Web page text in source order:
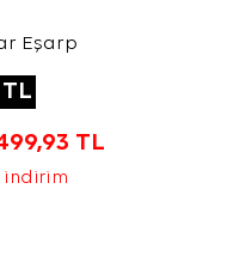
Eşarp
TL
TL
indirim